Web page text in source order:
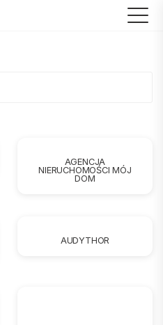
AGENCJA
NIERUCHOMOŚCI MÓJ
DOM
AUDYTHOR